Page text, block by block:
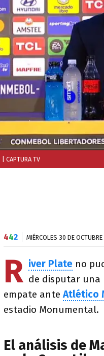
| CAPTURA TV
442 MIÉRCOLES 30 DE
R iver Plate no
de disputar una
empate anteAtlético
estadio Monumental.
El análisis de